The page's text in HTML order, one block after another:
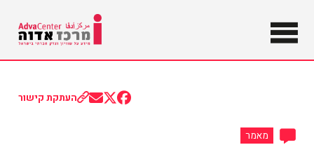
מרכז
אדוה
מידע על
שוויון וצדק
חברתי
בישראל
מאמר
Share
Share
Shareהעתקת קישור